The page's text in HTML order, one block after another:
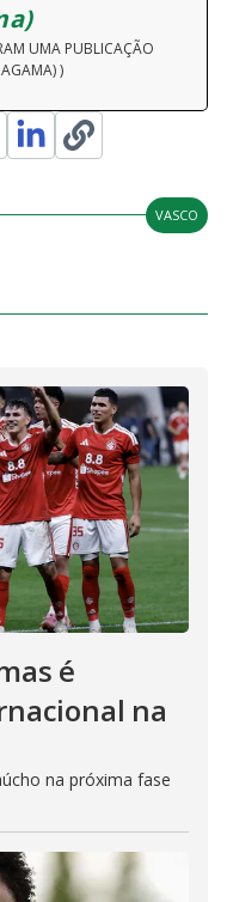
UMA PUBLICAÇÃO
)
VASCO
é
na
na próxima fase